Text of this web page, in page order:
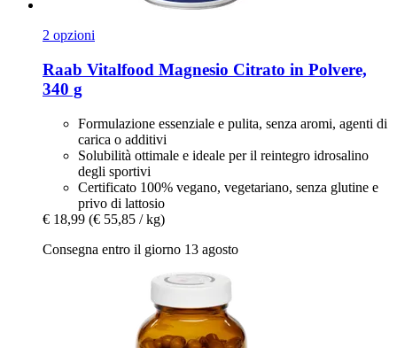
2 opzioni
Raab Vitalfood Magnesio Citrato in Polvere,
340 g
Formulazione essenziale e pulita, senza aromi, agenti di
carica o additivi
Solubilità ottimale e ideale per il reintegro idrosalino
degli sportivi
Certificato 100% vegano, vegetariano, senza glutine e
privo di lattosio
€ 18,99 (€ 55,85 / kg)
Consegna entro il giorno 13 agosto